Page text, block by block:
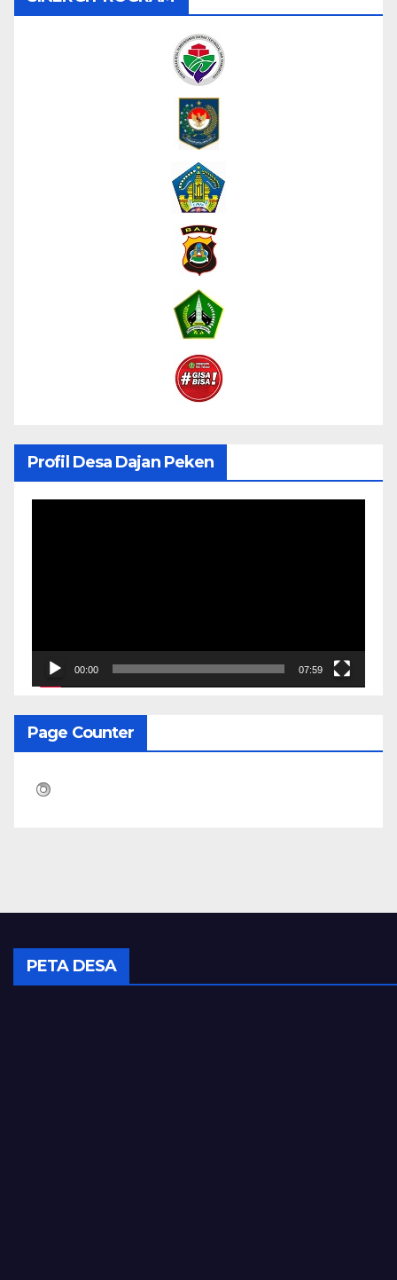
Profil Desa Dajan Peken
00:00 07:59
Page Counter
PETA DESA